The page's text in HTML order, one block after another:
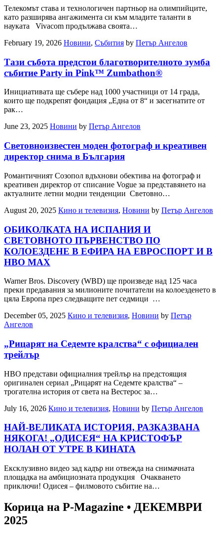
Телекомът става и технологичен партньор на олимпийците,
като разширява ангажимента си към младите таланти в
науката Vivacom продължава своята…
February 19, 2026 Новини, Събития by Петър Ангелов
Тази събота предстои благотворителното зумба
събитие Party in Pink™ Zumbathon®
Инициативата ще събере над 1000 участници от 14 града,
които ще подкрепят фондация „Една от 8“ и засегнатите от
рак…
June 23, 2025 Новини by Петър Ангелов
Световноизвестен моден фотограф и креативен
директор снима в България
Романтичният Созопол вдъхнови обектива на фотограф и
креативен директор от списание Vogue за представянето на
актуалните летни модни тенденции Световно…
August 20, 2025 Кино и телевизия, Новини by Петър Ангелов
OБИКОЛКАТА НА ИСПАНИЯ И
СВЕТОВНОТО ПЪРВЕНСТВО ПО
КОЛОЕЗДЕНЕ В ЕФИРА НА ЕВРОСПОРТ И В
НВО МАХ
Warner Bros. Discovery (WBD) ще произведе над 125 часа
преки предавания за милионите почитатели на колоезденето в
цяла Европа през следващите пет седмици …
December 05, 2025 Кино и телевизия, Новини by Петър
Ангелов
„Рицарят на Седемте кралства“ с официален
трейлър
HBO представи официалния трейлър на предстоящия
оригинален сериал „Рицарят на Седемте кралства“ –
трогателна история от света на Вестерос за…
July 16, 2026 Кино и телевизия, Новини by Петър Ангелов
НАЙ-ВЕЛИКАТА ИСТОРИЯ, РАЗКАЗВАНА
НЯКОГА! „ОДИСЕЯ“ НА КРИСТОФЪР
НОЛАН ОТ УТРЕ В КИНАТА
Ексклузивно видео зад кадър ни отвежда на снимачната
площадка на амбициозната продукция Очакването
приключи! Одисея – филмовото събитие на…
Корица на P-Magazine • ДЕКЕМВРИ
2025